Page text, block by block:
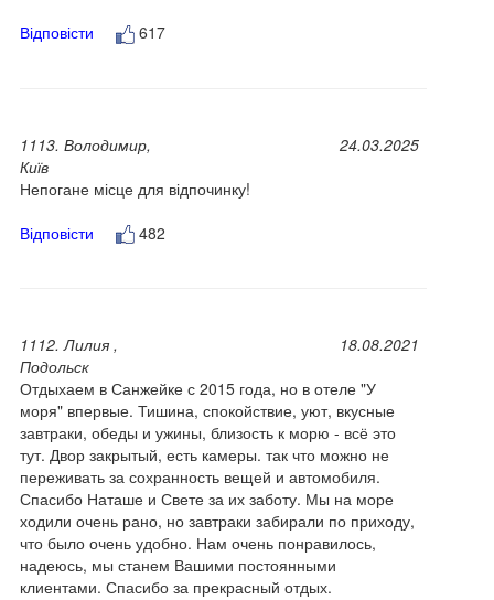
Відповісти
617
1113. Володимир,
Київ
24.03.2025
Непогане місце для відпочинку!
Відповісти
482
1112. Лилия ,
Подольск
18.08.2021
Отдыхаем в Санжейке с 2015 года, но в отеле "У
моря" впервые. Тишина, спокойствие, уют, вкусные
завтраки, обеды и ужины, близость к морю - всё это
тут. Двор закрытый, есть камеры. так что можно не
переживать за сохранность вещей и автомобиля.
Спасибо Наташе и Свете за их заботу. Мы на море
ходили очень рано, но завтраки забирали по приходу,
что было очень удобно. Нам очень понравилось,
надеюсь, мы станем Вашими постоянными
клиентами. Спасибо за прекрасный отдых.